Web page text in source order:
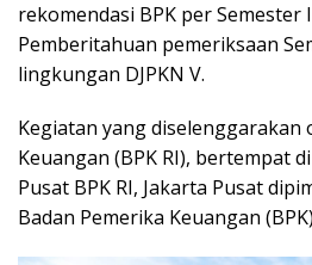
rekomendasi BPK per Semester
Pemberitahuan pemeriksaan
lingkungan DJPKN V.
Kegiatan yang diselenggarakan
Keuangan (BPK RI), bertempat
Pusat BPK RI, Jakarta Pusat
Badan Pemerika Keuangan